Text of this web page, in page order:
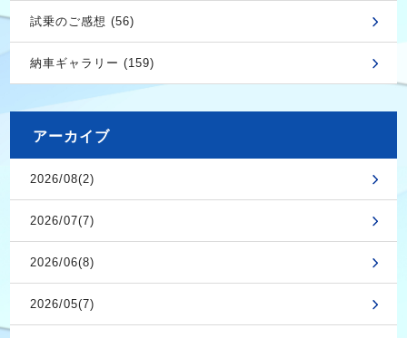
試乗のご感想 (56)
納車ギャラリー (159)
アーカイブ
2026/08(2)
2026/07(7)
2026/06(8)
2026/05(7)